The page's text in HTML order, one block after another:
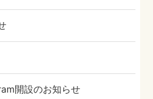
開設のお知らせ